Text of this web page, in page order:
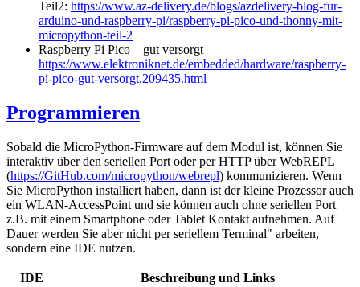
Teil2: https://www.az-delivery.de/blogs/azdelivery-blog-fur-
arduino-und-raspberry-pi/raspberry-pi-pico-und-thonny-mit-
micropython-teil-2
Raspberry Pi Pico – gut versorgt
https://www.elektroniknet.de/embedded/hardware/raspberry-
pi-pico-gut-versorgt.209435.html
Programmieren
Sobald die MicroPython-Firmware auf dem Modul ist, können Sie
interaktiv über den seriellen Port oder per HTTP über WebREPL
(https://GitHub.com/micropython/webrepl) kommunizieren. Wenn
Sie MicroPython installiert haben, dann ist der kleine Prozessor auch
ein WLAN-AccessPoint und sie können auch ohne seriellen Port
z.B. mit einem Smartphone oder Tablet Kontakt aufnehmen. Auf
Dauer werden Sie aber nicht per seriellem Terminal" arbeiten,
sondern eine IDE nutzen.
IDE Beschreibung und Links